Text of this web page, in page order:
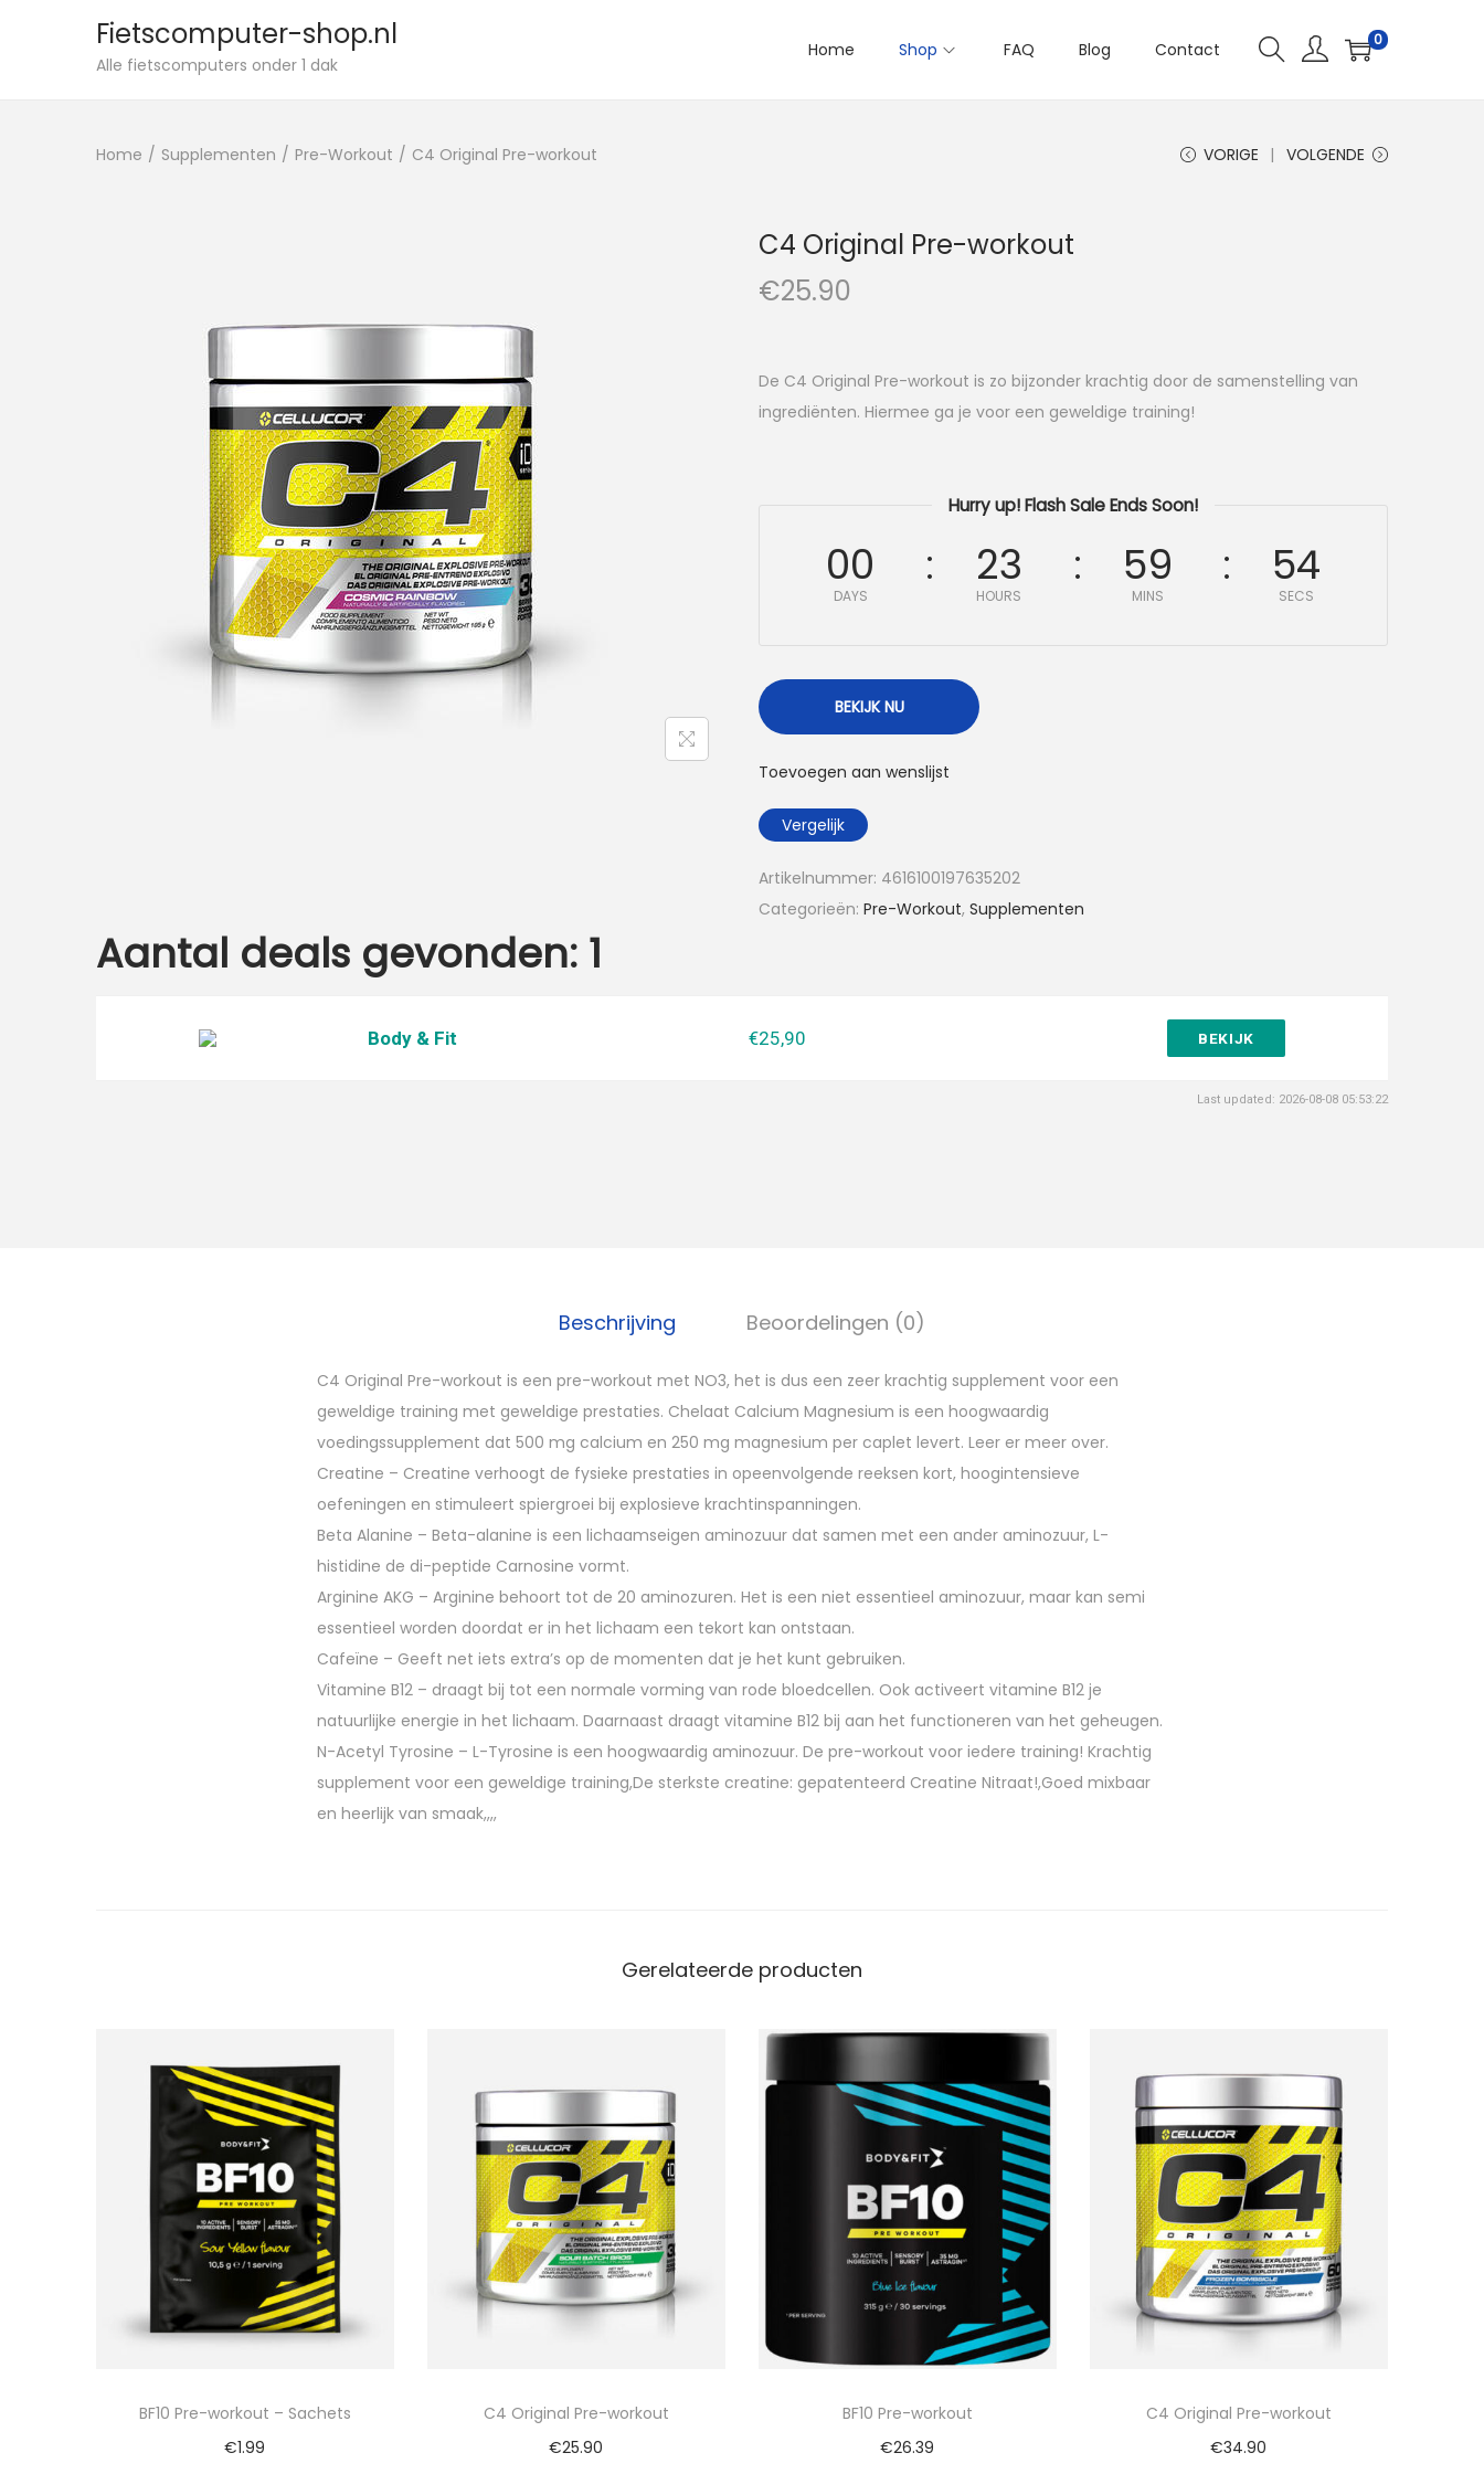
Fietscomputer-shop.nl
Alle fietscomputers onder 1 dak
Home Shop FAQ Blog Contact 0
Home / Supplementen / Pre-Workout / C4 Original Pre-workout VORIGE VOLGENDE
C4 Original Pre-workout
€25.90
De C4 Original Pre-workout is zo bijzonder krachtig door de samenstelling van
ingrediënten. Hiermee ga je voor een geweldige training!
Hurry up! Flash Sale Ends Soon!
00
DAYS
23
HOURS
59
MINS
53
SECS
BEKIJK NU
Toevoegen aan wenslijst
Vergelijk
Artikelnummer: 4616100197635202
Categorieën: Pre-Workout, Supplementen
Aantal deals gevonden: 1
Body & Fit €25,90 BEKIJK
Last updated: 2026-08-08 05:53:22
Beschrijving Beoordelingen (0)
C4 Original Pre-workout is een pre-workout met NO3, het is dus een zeer krachtig supplement voor een
geweldige training met geweldige prestaties. Chelaat Calcium Magnesium is een hoogwaardig
voedingssupplement dat 500 mg calcium en 250 mg magnesium per caplet levert. Leer er meer over.
Creatine – Creatine verhoogt de fysieke prestaties in opeenvolgende reeksen kort, hoogintensieve
oefeningen en stimuleert spiergroei bij explosieve krachtinspanningen.
Beta Alanine – Beta-alanine is een lichaamseigen aminozuur dat samen met een ander aminozuur, L-
histidine de di-peptide Carnosine vormt.
Arginine AKG – Arginine behoort tot de 20 aminozuren. Het is een niet essentieel aminozuur, maar kan semi
essentieel worden doordat er in het lichaam een tekort kan ontstaan.
Cafeïne – Geeft net iets extra’s op de momenten dat je het kunt gebruiken.
Vitamine B12 – draagt bij tot een normale vorming van rode bloedcellen. Ook activeert vitamine B12 je
natuurlijke energie in het lichaam. Daarnaast draagt vitamine B12 bij aan het functioneren van het geheugen.
N-Acetyl Tyrosine – L-Tyrosine is een hoogwaardig aminozuur. De pre-workout voor iedere training! Krachtig
supplement voor een geweldige training,De sterkste creatine: gepatenteerd Creatine Nitraat!,Goed mixbaar
en heerlijk van smaak,,,,
Gerelateerde producten
BF10 Pre-workout – Sachets
€1.99
C4 Original Pre-workout
€25.90
BF10 Pre-workout
€26.39
C4 Original Pre-workout
€34.90